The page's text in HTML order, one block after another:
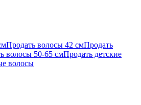
Продать волосы 42 смПродать
волосы 50-65 смПродать детские
волосы